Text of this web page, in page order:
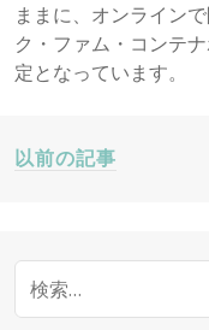
ままに、オンライン
ク・ファム・コンテ
定となっています。
投
ナ
以前の記事
検
索